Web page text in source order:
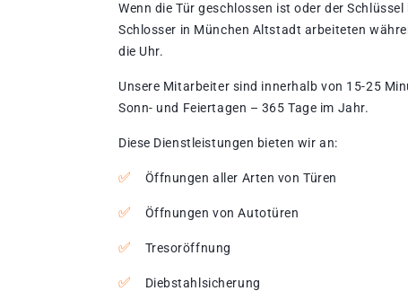
Wenn die Tür geschlossen ist oder der
Schlosser in München Altstadt arbeiteten
die Uhr.
Unsere Mitarbeiter sind innerhalb von 15-25
Sonn- und Feiertagen – 365 Tage im Jahr.
Diese Dienstleistungen bieten wir an:
Öffnungen aller Arten von Türen
Öffnungen von Autotüren
Tresoröffnung
Diebstahlsicherung